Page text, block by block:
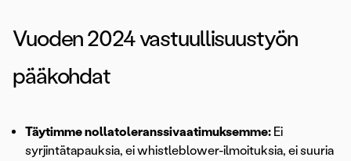
Vuoden 2024 vastuullisuustyön
pääkohdat
Täytimme nollatoleranssivaatimuksemme: Ei
syrjintätapauksia, ei whistleblower-ilmoituksia, ei suuria